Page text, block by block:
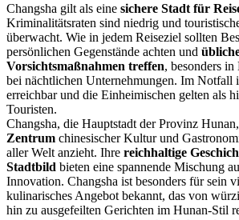
Changsha gilt als eine sichere Stadt für
Kriminalitätsraten sind niedrig und
überwacht. Wie in jedem Reiseziel sollten
persönlichen Gegenstände achten und
Vorsichtsmaßnahmen treffen, besonders in
bei nächtlichen Unternehmungen. Im Notfall
erreichbar und die Einheimischen gelten als
Touristen.
Changsha, die Hauptstadt der Provinz
Zentrum chinesischer Kultur und
aller Welt anzieht. Ihre reichhaltige
Stadtbild bieten eine spannende Mischung
Innovation. Changsha ist besonders für sein
kulinarisches Angebot bekannt, das von
hin zu ausgefeilten Gerichten im Hunan-Stil